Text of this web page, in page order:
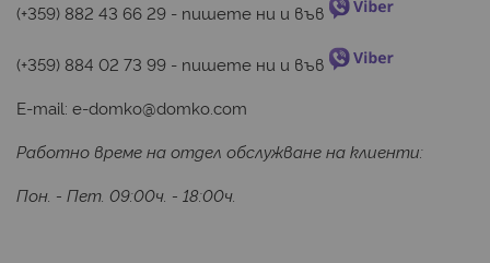
(+359) 882 43 66 29 - пишете ни и във
(+359) 884 02 73 99 - пишете ни и във
E-mail: e-domko@domko.com
Работно време на отдел обслужване на клиенти:
Пон. - Пет. 09:00ч. - 18:00ч.